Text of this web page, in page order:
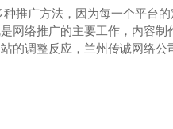
推广方法，因为每一个平台
网络推广的主要工作，内容制
的调整反应， 兰州传诚网络公